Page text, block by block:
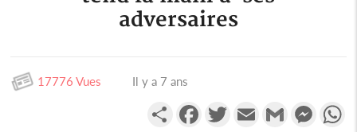
adversaires
17776 Vues Il y a 7 ans
PartagerFacebookTwitterEmail Gmail